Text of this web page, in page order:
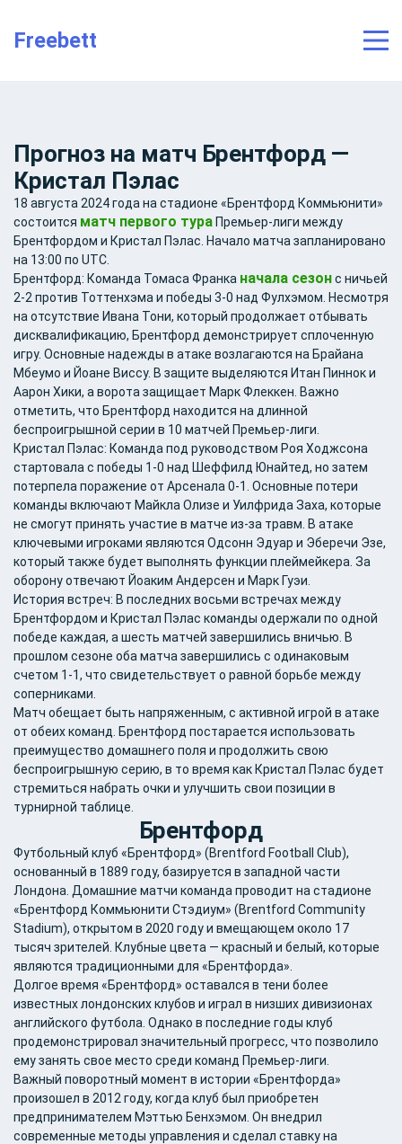
Freebett
Прогноз на матч Брентфорд —
Кристал Пэлас
18 августа 2024 года на стадионе «Брентфорд Коммьюнити»
состоится матч первого тура Премьер-лиги между
Брентфордом и Кристал Пэлас. Начало матча запланировано
на 13:00 по UTC.
Брентфорд: Команда Томаса Франка начала сезонс ничьей
2-2 против Тоттенхэма и победы 3-0 над Фулхэмом. Несмотря
на отсутствие Ивана Тони, который продолжает отбывать
дисквалификацию, Брентфорд демонстрирует сплоченную
игру. Основные надежды в атаке возлагаются на Брайана
Мбеумо и Йоане Виссу. В защите выделяются Итан Пиннок и
Аарон Хики, а ворота защищает Марк Флеккен. Важно
отметить, что Брентфорд находится на длинной
беспроигрышной серии в 10 матчей Премьер-лиги​.
Кристал Пэлас: Команда под руководством Роя Ходжсона
стартовала с победы 1-0 над Шеффилд Юнайтед, но затем
потерпела поражение от Арсенала 0-1. Основные потери
команды включают Майкла Олизе и Уилфрида Заха, которые
не смогут принять участие в матче из-за травм. В атаке
ключевыми игроками являются Одсонн Эдуар и Эберечи Эзе,
который также будет выполнять функции плеймейкера. За
оборону отвечают Йоаким Андерсен и Марк Гуэи​.
История встреч: В последних восьми встречах между
Брентфордом и Кристал Пэлас команды одержали по одной
победе каждая, а шесть матчей завершились вничью. В
прошлом сезоне оба матча завершились с одинаковым
счетом 1-1, что свидетельствует о равной борьбе между
соперниками​​.
Матч обещает быть напряженным, с активной игрой в атаке
от обеих команд. Брентфорд постарается использовать
преимущество домашнего поля и продолжить свою
беспроигрышную серию, в то время как Кристал Пэлас будет
стремиться набрать очки и улучшить свои позиции в
турнирной таблице.
Брентфорд
Футбольный клуб «Брентфорд» (Brentford Football Club),
основанный в 1889 году, базируется в западной части
Лондона. Домашние матчи команда проводит на стадионе
«Брентфорд Коммьюнити Стэдиум» (Brentford Community
Stadium), открытом в 2020 году и вмещающем около 17
тысяч зрителей. Клубные цвета — красный и белый, которые
являются традиционными для «Брентфорда».
Долгое время «Брентфорд» оставался в тени более
известных лондонских клубов и играл в низших дивизионах
английского футбола. Однако в последние годы клуб
продемонстрировал значительный прогресс, что позволило
ему занять свое место среди команд Премьер-лиги.
Важный поворотный момент в истории «Брентфорда»
произошел в 2012 году, когда клуб был приобретен
предпринимателем Мэттью Бенхэмом. Он внедрил
современные методы управления и сделал ставку на